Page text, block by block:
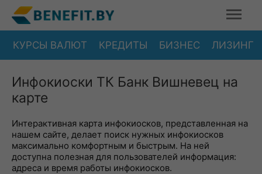
КУРСЫ ВАЛЮТ КРЕДИТЫ БИЗНЕС ЛИЗИНГ
Инфокиоски ТК Банк Вишневец на
карте
Интерактивная карта инфокиосков, представленная на
нашем сайте, делает поиск нужных инфокиосков
максимально комфортным и быстрым. На ней
доступна полезная для пользователей информация:
адреса и время работы инфокиосков.